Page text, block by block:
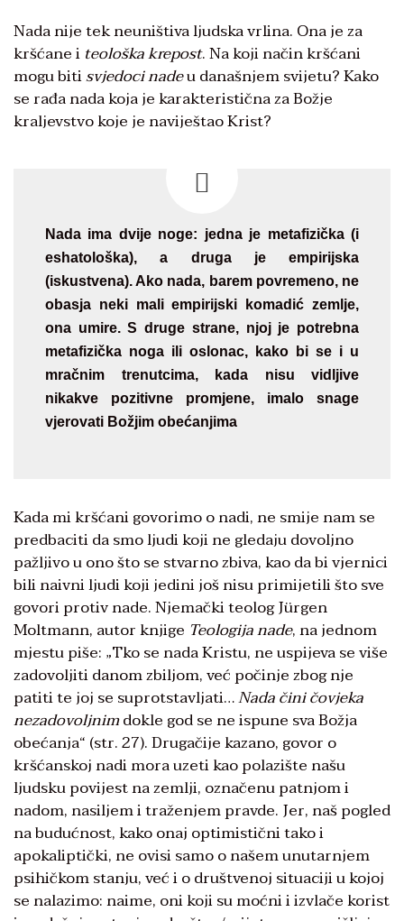
Nada nije tek neuništiva ljudska vrlina. Ona je za
kršćane i teološka krepost. Na koji način kršćani
mogu bitisvjedoci nadeu današnjem svijetu? Kako
se rađa nada koja je karakteristična za Božje
kraljevstvo koje je naviještao Krist?
Nada ima dvije noge: jedna je metafizička (i
eshatološka), a druga je empirijska
(iskustvena). Ako nada, barem povremeno, ne
obasja neki mali empirijski komadić zemlje,
ona umire. S druge strane, njoj je potrebna
metafizička noga ili oslonac, kako bi se i u
mračnim trenutcima, kada nisu vidljive
nikakve pozitivne promjene, imalo snage
vjerovati Božjim obećanjima
Kada mi kršćani govorimo o nadi, ne smije nam se
predbaciti da smo ljudi koji ne gledaju dovoljno
pažljivo u ono što se stvarno zbiva, kao da bi vjernici
bili naivni ljudi koji jedini još nisu primijetili što sve
govori protiv nade. Njemački teolog Jürgen
Moltmann, autor knjige Teologija nade, na jednom
mjestu piše: „Tko se nada Kristu, ne uspijeva se više
zadovoljiti danom zbiljom, već počinje zbog nje
patiti te joj se suprotstavljati…Nada čini čovjeka
nezadovoljnimdokle god se ne ispune sva Božja
obećanja“ (str. 27). Drugačije kazano, govor o
kršćanskoj nadi mora uzeti kao polazište našu
ljudsku povijest na zemlji, označenu patnjom i
nadom, nasiljem i traženjem pravde. Jer, naš pogled
na budućnost, kako onaj optimistični tako i
apokaliptički, ne ovisi samo o našem unutarnjem
psihičkom stanju, već i o društvenoj situaciji u kojoj
se nalazimo: naime, oni koji su moćni i izvlače korist